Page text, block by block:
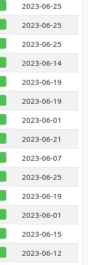
2023-06-25
2023-06-25
2023-06-25
2023-06-14
2023-06-19
2023-06-19
2023-06-01
2023-06-21
2023-06-07
2023-06-25
2023-06-19
2023-06-01
2023-06-15
2023-06-12